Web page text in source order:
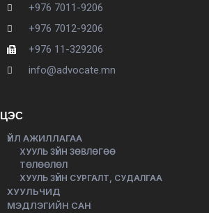
+976 7011-9206
+976 7012-9206
+976 11-329206
info@advocate.mn
ЦЭС
ҮЙЛ АЖИЛЛАГАА
ХУУЛЬ ЗҮЙН ЗӨВЛӨГӨӨ
ТӨЛӨӨЛӨЛ
ХУУЛЬ ЗҮЙН СУРГАЛТ, СУДАЛГАА
ХУУЛЬЧИД
МЭДЛЭГИЙН САН